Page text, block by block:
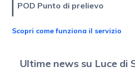
POD Punto di prelievo
Scopri come funziona il servizio
Ultime news su Luce di